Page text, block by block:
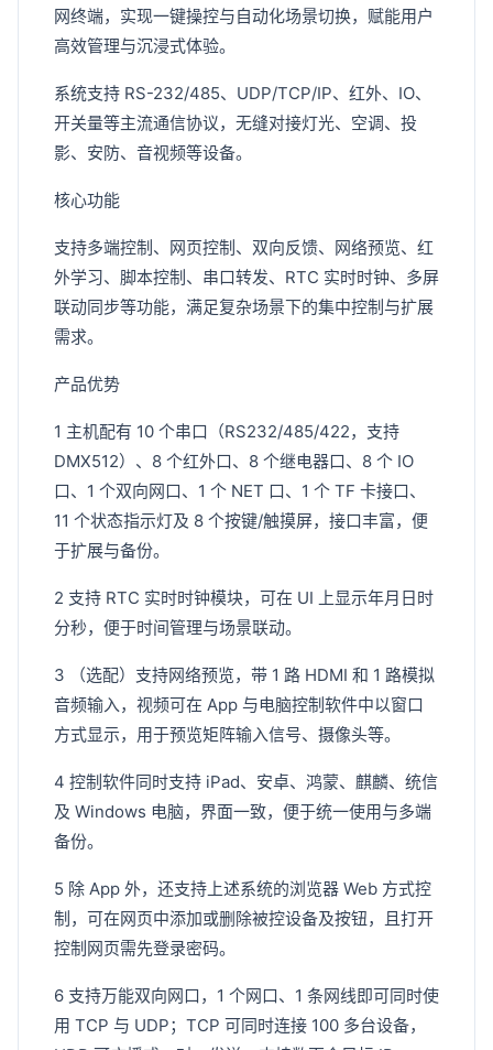
网终端，实现一键操控与自动化场景切换，赋能用户
高效管理与沉浸式体验。
系统支持 RS-232/485、UDP/TCP/IP、红外、IO、
开关量等主流通信协议，无缝对接灯光、空调、投
影、安防、音视频等设备。
核心功能
支持多端控制、网页控制、双向反馈、网络预览、红
外学习、脚本控制、串口转发、RTC 实时时钟、多屏
联动同步等功能，满足复杂场景下的集中控制与扩展
需求。
产品优势
1 主机配有 10 个串口（RS232/485/422，支持
DMX512）、8 个红外口、8 个继电器口、8 个 IO
口、1 个双向网口、1 个 NET 口、1 个 TF 卡接口、
11 个状态指示灯及 8 个按键/触摸屏，接口丰富，便
于扩展与备份。
2 支持 RTC 实时时钟模块，可在 UI 上显示年月日时
分秒，便于时间管理与场景联动。
3 （选配）支持网络预览，带 1 路 HDMI 和 1 路模拟
音频输入，视频可在 App 与电脑控制软件中以窗口
方式显示，用于预览矩阵输入信号、摄像头等。
4 控制软件同时支持 iPad、安卓、鸿蒙、麒麟、统信
及 Windows 电脑，界面一致，便于统一使用与多端
备份。
5 除 App 外，还支持上述系统的浏览器 Web 方式控
制，可在网页中添加或删除被控设备及按钮，且打开
控制网页需先登录密码。
6 支持万能双向网口，1 个网口、1 条网线即可同时使
用 TCP 与 UDP；TCP 可同时连接 100 多台设备，